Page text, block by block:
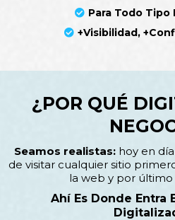
Para Todo Tipo
+visibilidad,
¿POR QUÉ
Seamos realistas: hoy en
de visitar cualquier sitio
la web y por último
Ahí Es Donde Entra